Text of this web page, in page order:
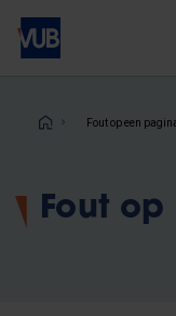
Overslaan
naar
inhoud
Fout op een
Fout